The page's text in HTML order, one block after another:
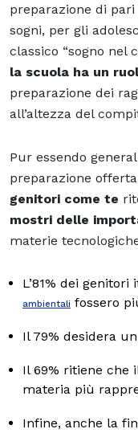
preparazione di
sogni, per gli
classico “sogno nel
la scuola ha un
preparazione dei
all’altezza del
Pur essendo
preparazione
genitori come te
mostri delle
materie
L’81% dei
ambientali fossero
Il 79% desidera un
Il 69% ritiene che
materia più
Infine, anche la